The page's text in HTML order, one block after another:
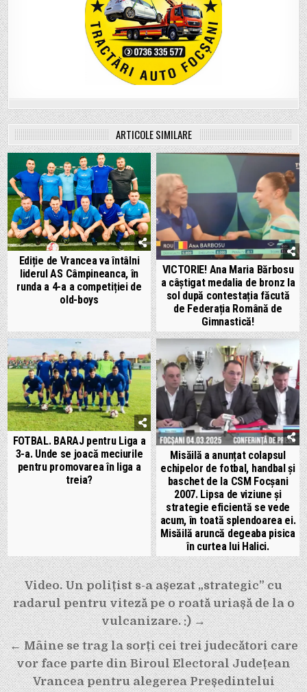
ARTICOLE SIMILARE
Ediție de Vrancea va întâlni
liderul AS Câmpineanca, în
runda a 4-a a competiției de
old-boys
VICTORIE! Ana Maria Bărbosu
a câștigat medalia de bronz la
sol după contestația făcută
de Federația Română de
Gimnastică!
FOTBAL. BARAJ pentru Liga a
3-a. Unde se joacă meciurile
pentru promovarea în liga a
treia?
Misăilă a anunțat colapsul
echipelor de fotbal, handbal și
baschet de la CSM Focșani
2007. Lipsa de viziune și
strategie eficientă se vede
acum, în toată splendoarea ei.
Misăilă aruncă degeaba pisica
în curtea lui Halici.
Navigare
în
articole
Video. Un polițist s-a așezat „strategic” cu
radarul pentru viteză pe o roată uriașă de la o
vulcanizare. :) →
← Mâine se trag la sorți cei trei judecători care
vor face parte din Biroul Electoral Județean
Vrancea pentru alegerea Președintelui